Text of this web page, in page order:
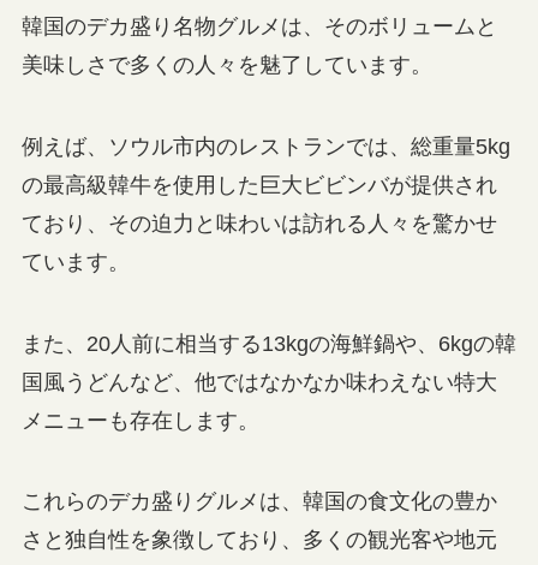
韓国のデカ盛り名物グルメは、そのボリュームと
美味しさで多くの人々を魅了しています。
例えば、ソウル市内のレストランでは、総重量5kg
の最高級韓牛を使用した巨大ビビンバが提供され
ており、その迫力と味わいは訪れる人々を驚かせ
ています。
また、20人前に相当する13kgの海鮮鍋や、6kgの韓
国風うどんなど、他ではなかなか味わえない特大
メニューも存在します。
これらのデカ盛りグルメは、韓国の食文化の豊か
さと独自性を象徴しており、多くの観光客や地元